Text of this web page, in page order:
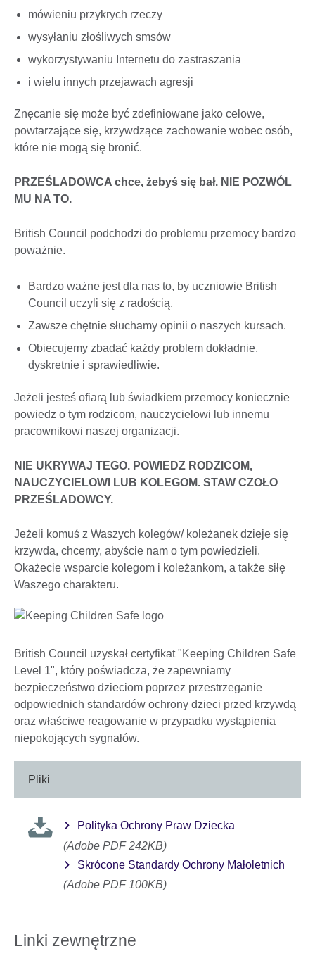
mówieniu przykrych rzeczy
wysyłaniu złośliwych smsów
wykorzystywaniu Internetu do zastraszania
i wielu innych przejawach agresji
Znęcanie się może być zdefiniowane jako celowe,
powtarzające się, krzywdzące zachowanie wobec osób,
które nie mogą się bronić.
PRZEŚLADOWCA chce, żebyś się bał. NIE POZWÓL
MU NA TO.
British Council podchodzi do problemu przemocy bardzo
poważnie.
Bardzo ważne jest dla nas to, by uczniowie British
Council uczyli się z radością.
Zawsze chętnie słuchamy opinii o naszych kursach.
Obiecujemy zbadać każdy problem dokładnie,
dyskretnie i sprawiedliwie.
Jeżeli jesteś ofiarą lub świadkiem przemocy koniecznie
powiedz o tym rodzicom, nauczycielowi lub innemu
pracownikowi naszej organizacji.
NIE UKRYWAJ TEGO. POWIEDZ RODZICOM,
NAUCZYCIELOWI LUB KOLEGOM. STAW CZOŁO
PRZEŚLADOWCY.
Jeżeli komuś z Waszych kolegów/ koleżanek dzieje się
krzywda, chcemy, abyście nam o tym powiedzieli.
Okażecie wsparcie kolegom i koleżankom, a także siłę
Waszego charakteru.
British Council uzyskał certyfikat "Keeping Children Safe
Level 1", który poświadcza, że zapewniamy
bezpieczeństwo dzieciom poprzez przestrzeganie
odpowiednich standardów ochrony dzieci przed krzywdą
oraz właściwe reagowanie w przypadku wystąpienia
niepokojących sygnałów.
Pliki
Polityka Ochrony Praw Dziecka
(Adobe PDF 242KB)
Skrócone Standardy Ochrony Małoletnich
(Adobe PDF 100KB)
Linki zewnętrzne